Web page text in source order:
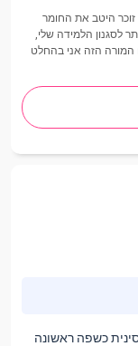
היטב את החומר
לסגנון הלמידה שלי,
המורה הזה אני בהחלט
של הוראת סינית כשפה ראשונה